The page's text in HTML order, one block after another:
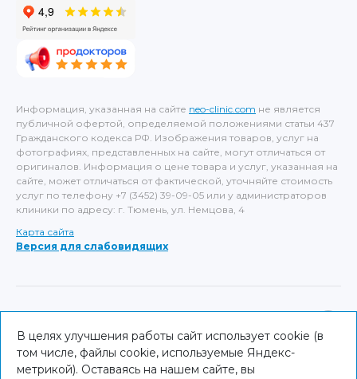
Информация, указанная на сайте neo-clinic.com не является
публичной офертой, определяемой положениями статьи 437
Гражданского кодекса РФ. Изображения товаров, услуг на
фотографиях, представленных на сайте, могут отличаться от
оригиналов. Информация о цене товара и услуг, указанная на
сайте, может отличаться от фактической, уточняйте стоимость
услуг по телефону +7 (3452) 39-09-05 или у администраторов
клиники по адресу: г. Тюмень, ул. Немцова, 4
Карта сайта
Версия для слабовидящих
© NEO Clinic — 2026
КОНСУЛЬТАЦИЯ СПЕЦИАЛИСТА
В целях улучшения работы сайт использует cookie (в
том числе, файлы cookie, используемые Яндекс-
метрикой). Оставаясь на нашем сайте, вы